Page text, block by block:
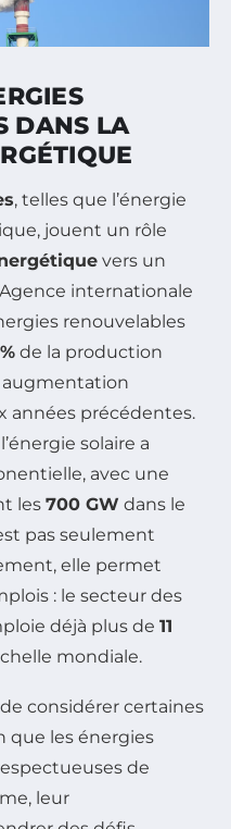
DANS LA
, telles que l’énergie
jouent un rôle
vers un
internationale
renouvelables
de la production
augmentation
années précédentes.
solaire a
avec une
les 700 GW dans le
pas seulement
elle permet
: le secteur des
déjà plus de 11
mondiale.
considérer certaines
que les énergies
de
leur